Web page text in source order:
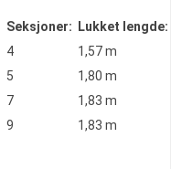
Seksjoner:
Lukket lengde:
4
1,57 m
5
1,80 m
7
1,83 m
9 1,83 m